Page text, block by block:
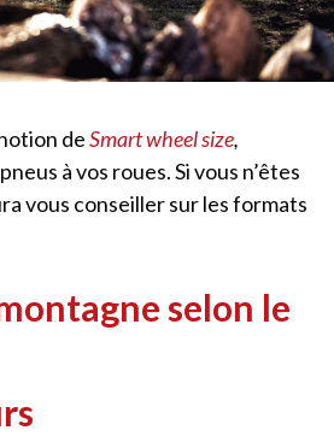
deSmart wheel size,
à vos roues. Si vous n’êtes
vous conseiller sur les formats
selon le